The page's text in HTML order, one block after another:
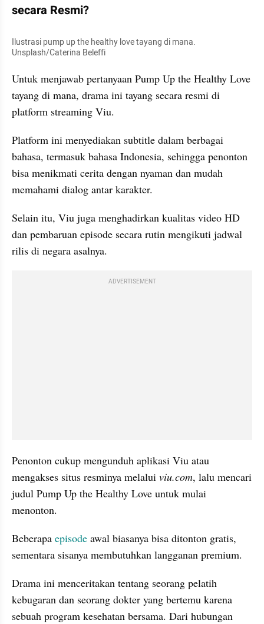
secara Resmi?
Ilustrasi pump up the healthy love tayang di mana.
Unsplash/Caterina Beleffi
Untuk menjawab pertanyaan Pump Up the Healthy Love
tayang di mana, drama ini tayang secara resmi di
platform streaming Viu.
Platform ini menyediakan subtitle dalam berbagai
bahasa, termasuk bahasa Indonesia, sehingga penonton
bisa menikmati cerita dengan nyaman dan mudah
memahami dialog antar karakter.
Selain itu, Viu juga menghadirkan kualitas video HD
dan pembaruan episode secara rutin mengikuti jadwal
rilis di negara asalnya.
ADVERTISEMENT
Penonton cukup mengunduh aplikasi Viu atau
mengakses situs resminya melalui viu.com, lalu mencari
judul Pump Up the Healthy Love untuk mulai
menonton.
Beberapa episode awal biasanya bisa ditonton gratis,
sementara sisanya membutuhkan langganan premium.
Drama ini menceritakan tentang seorang pelatih
kebugaran dan seorang dokter yang bertemu karena
sebuah program kesehatan bersama. Dari hubungan